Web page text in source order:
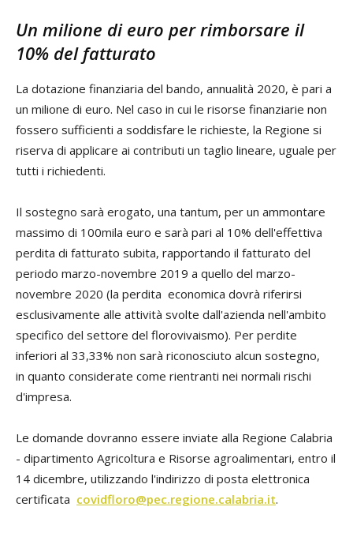
Un milione di euro per rimborsare il
10% del fatturato
La dotazione finanziaria del bando, annualità 2020, è pari a
un milione di euro. Nel caso in cui le risorse finanziarie non
fossero sufficienti a soddisfare le richieste, la Regione si
riserva di applicare ai contributi un taglio lineare, uguale per
tutti i richiedenti.
Il sostegno sarà erogato, una tantum, per un ammontare
massimo di 100mila euro e sarà pari al 10% dell'effettiva
perdita di fatturato subita, rapportando il fatturato del
periodo marzo-novembre 2019 a quello del marzo-
novembre 2020 (la perdita economica dovrà riferirsi
esclusivamente alle attività svolte dall'azienda nell'ambito
specifico del settore del florovivaismo). Per perdite
inferiori al 33,33% non sarà riconosciuto alcun sostegno,
in quanto considerate come rientranti nei normali rischi
d'impresa.
Le domande dovranno essere inviate alla Regione Calabria
- dipartimento Agricoltura e Risorse agroalimentari, entro il
14 dicembre, utilizzando l'indirizzo di posta elettronica
certificata covidfloro@pec.regione.calabria.it.